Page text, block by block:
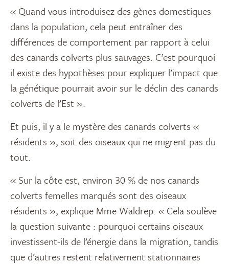
« Quand vous introduisez des gènes domestiques
dans la population, cela peut entraîner des
différences de comportement par rapport à celui
des canards colverts plus sauvages. C’est pourquoi
il existe des hypothèses pour expliquer l’impact que
la génétique pourrait avoir sur le déclin des canards
colverts de l’Est ».
Et puis, il y a le mystère des canards colverts «
résidents », soit des oiseaux qui ne migrent pas du
tout.
« Sur la côte est, environ 30 % de nos canards
colverts femelles marqués sont des oiseaux
résidents », explique Mme Waldrep. « Cela soulève
la question suivante : pourquoi certains oiseaux
investissent-ils de l’énergie dans la migration, tandis
que d’autres restent relativement stationnaires